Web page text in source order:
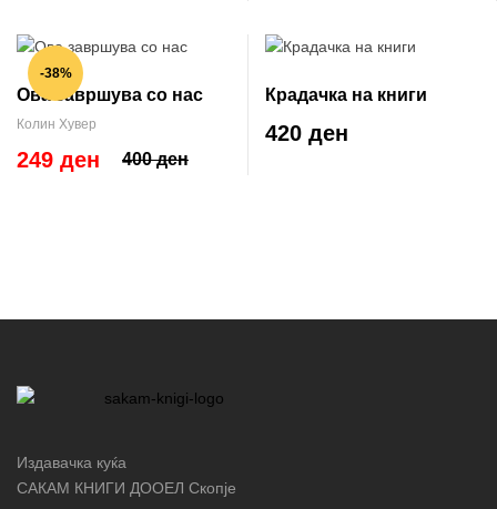
-38%
Ова завршува со нас
Колин Хувер
400 ден
249 ден
Крадачка на книги
420 ден
Издавачка куќа
САКАМ КНИГИ ДООЕЛ Скопје